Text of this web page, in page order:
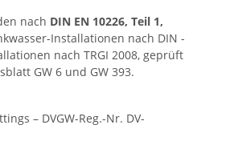
nach DIN ­EN ­10226, Teil 1,
Installationen nach DIN
nach TRGI 2008, geprüft
GW 6 und GW 393.
– ­DVGW-Reg.-Nr. DV-